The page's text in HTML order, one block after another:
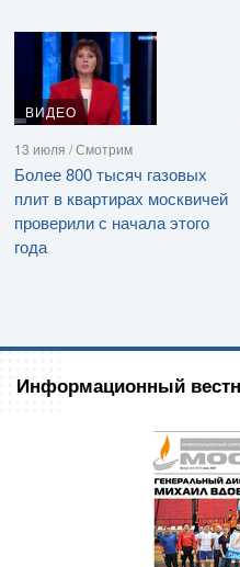
ВИДЕО
13 июля / Смотрим
Более 800 тысяч газовых
плит в квартирах москвичей
проверили с начала этого
года
Информационный